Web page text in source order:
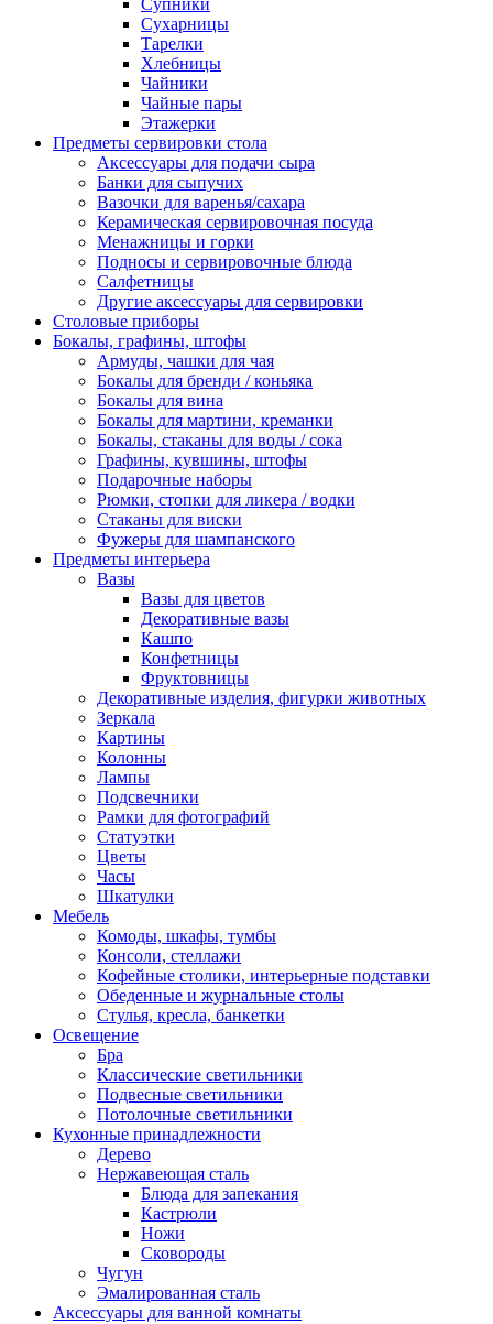
Супники
Сухарницы
Тарелки
Хлебницы
Чайники
Чайные пары
Этажерки
Предметы сервировки стола
Аксессуары для подачи сыра
Банки для сыпучих
Вазочки для варенья/сахара
Керамическая сервировочная посуда
Менажницы и горки
Подносы и сервировочные блюда
Салфетницы
Другие аксессуары для сервировки
Столовые приборы
Бокалы, графины, штофы
Армуды, чашки для чая
Бокалы для бренди / коньяка
Бокалы для вина
Бокалы для мартини, креманки
Бокалы, стаканы для воды / сока
Графины, кувшины, штофы
Подарочные наборы
Рюмки, стопки для ликера / водки
Стаканы для виски
Фужеры для шампанского
Предметы интерьера
Вазы
Вазы для цветов
Декоративные вазы
Кашпо
Конфетницы
Фруктовницы
Декоративные изделия, фигурки животных
Зеркала
Картины
Колонны
Лампы
Подсвечники
Рамки для фотографий
Статуэтки
Цветы
Часы
Шкатулки
Мебель
Комоды, шкафы, тумбы
Консоли, стеллажи
Кофейные столики, интерьерные подставки
Обеденные и журнальные столы
Стулья, кресла, банкетки
Освещение
Бра
Классические светильники
Подвесные светильники
Потолочные светильники
Кухонные принадлежности
Дерево
Нержавеющая сталь
Блюда для запекания
Кастрюли
Ножи
Сковороды
Чугун
Эмалированная сталь
Аксессуары для ванной комнаты